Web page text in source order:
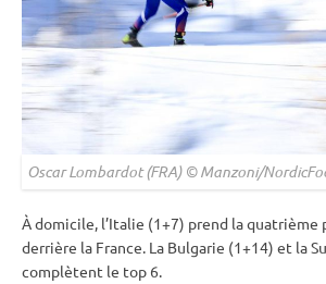
Oscar Lombardot (FRA) © Manzoni/
À domicile, l’Italie (1+7) prend la quatrième
derrière la France. La Bulgarie (1+14) et la
complètent le top 6.